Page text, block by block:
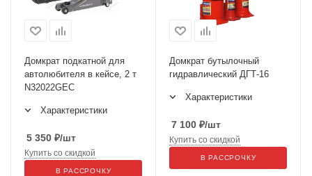
Домкрат подкатной для
автолюбителя в кейсе, 2 т
N32022GEC
Характеристики
5 350 ₽/шт
Купить со скидкой
В РАССРОЧКУ
Домкрат бутылочный
гидравлический ДГТ-16
Характеристики
7 100 ₽/шт
Купить со скидкой
В РАССРОЧКУ